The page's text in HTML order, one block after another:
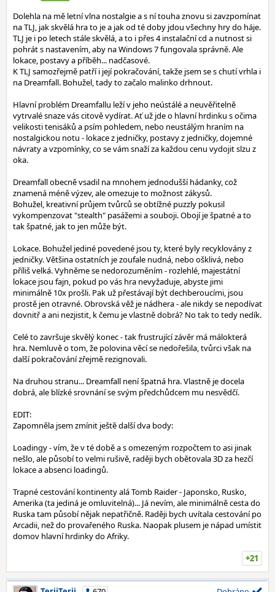
Dolehla na mě letní vlna nostalgie a s ní touha znovu si zavzpomínat
na TLJ, jak skvělá hra to je a jak od té doby jdou všechny hry do háje.
TLJ je i po letech stále skvělá, a to i přes 4 instalační cd a nutnost si
pohrát s nastavením, aby na Windows 7 fungovala správně. Ale
lokace, postavy a příběh... nadčasové.
K TLJ samozřejmě patří i její pokračování, takže jsem se s chutí vrhla i
na Dreamfall. Bohužel, tady to začalo malinko drhnout.
Hlavní problém Dreamfallu leží v jeho neústálé a neuvěřitelně
vytrvalé snaze vás citově vydírat. Ať už jde o hlavní hrdinku s očima
velikosti tenisáků a psím pohledem, nebo neustálým hraním na
nostalgickou notu - lokace z jedničky, postavy z jedničky, dojemné
návraty a vzpomínky, co se vám snaží za každou cenu vydojit slzu z
oka.
Dreamfall obecně vsadil na mnohem jednodušší hádanky, což
znamená méně výzev, ale omezuje to možnost zákysů.
Bohužel, kreativní průjem tvůrců se obtížné puzzly pokusil
vykompenzovat "stealth" pasážemi a souboji. Obojí je špatné a to
tak špatné, jak to jen může být.
Lokace. Bohužel jediné povedené jsou ty, které byly recyklovány z
jedničky. Většina ostatních je zoufale nudná, nebo ošklivá, nebo
příliš velká. Vyhněme se nedorozuměním - rozlehlé, majestátní
lokace jsou fajn, pokud po vás hra nevyžaduje, abyste jimi
minimálně 10x prošli. Pak už přestávají být dechberoucími, jsou
prostě jen otravné. Obrovská věž je nádhera - ale nikdy se nepodívat
dovnitř a ani nezjistit, k čemu je vlastně dobrá? No tak to tedy nedík.
Celé to završuje skvělý konec - tak frustrující závěr má málokterá
hra. Nemluvě o tom, že polovina věcí se nedořešila, tvůrci však na
další pokračování zřejmě rezignovali.
Na druhou stranu... Dreamfall není špatná hra. Vlastně je docela
dobrá, ale blízké srovnání se svým předchůdcem mu nesvědčí.
EDIT:
Zapomněla jsem zmínit ještě další dva body:
Loadingy - vím, že v té době a s omezeným rozpočtem to asi jinak
nešlo, ale působí to velmi rušivě, raději bych obětovala 3D za hezčí
lokace a absenci loadingů.
Trapné cestování kontinenty alá Tomb Raider - Japonsko, Rusko,
Amerika (ta jediná je omluvitelná)... Já nevím, ale minimálně cesta do
Ruska tam působí nějak nepatřičně. Raději bych uvítala cestování po
Arcadii, než do provařeného Ruska. Naopak plusem je nápad umístit
domov hlavní hrdinky do Afriky.
+21